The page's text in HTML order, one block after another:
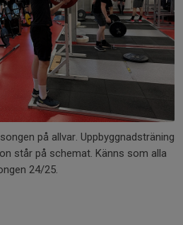
på allvar. Uppbyggnadsträning
står på schemat. Känns som alla
24/25.